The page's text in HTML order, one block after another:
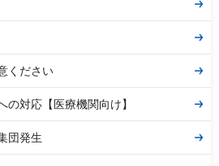
ください
の対応【医療機関向け】
団発生